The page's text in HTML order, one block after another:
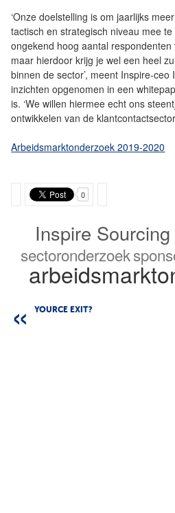
‘Onze doelstelling is om jaarlijks
tactisch en strategisch niveau mee
ongekend hoog aantal
maar hierdoor krijg je wel een heel
binnen de sector’, meent Inspire-
inzichten opgenomen in een
is. ‘We willen hiermee echt ons
ontwikkelen van de
Arbeidsmarktonderzoek 2019-2020
0
Inspire
sectoronderzoek
YOURCE EXIT?